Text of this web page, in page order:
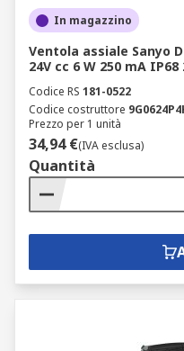
In magazzino
Ventola assiale Sanyo
24V cc 6 W 250 mA
Codice RS 181-0522
Codice costruttore
Prezzo per 1 unità
34,94 €(IVA esclusa)
Quantità